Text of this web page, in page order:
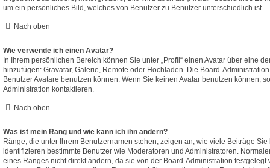
um ein persönliches Bild, welches von Benutzer zu Benutzer unterschiedlich ist.
Nach oben
Wie verwende ich einen Avatar?
In Ihrem persönlichen Bereich können Sie unter „Profil“ einen Avatar über eine
hinzufügen: Gravatar, Galerie, Remote oder Hochladen. Die Board-
Benutzer Avatare benutzen können. Wenn Sie keinen Avatar benutzen können,
Administration kontaktieren.
Nach oben
Was ist mein Rang und wie kann ich ihn ändern?
Ränge, die unter Ihrem Benutzernamen stehen, zeigen an, wie viele Beiträge
identifizieren bestimmte Benutzer wie Moderatoren und Administratoren.
eines Ranges nicht direkt ändern, da sie von der Board-Administration